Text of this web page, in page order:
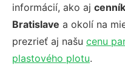
informácií, ako aj
Bratislave a okolí na
prezrieť aj našu cenu
plastového plotu.